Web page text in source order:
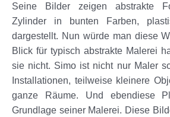
Seine Bilder zeigen abstrakte
Zylinder in bunten Farben,
dargestellt. Nun würde man diese
Blick für typisch abstrakte Malerei
sie nicht. Simo ist nicht nur Maler
Installationen, teilweise kleinere
ganze Räume. Und ebendiese
Grundlage seiner Malerei. Diese